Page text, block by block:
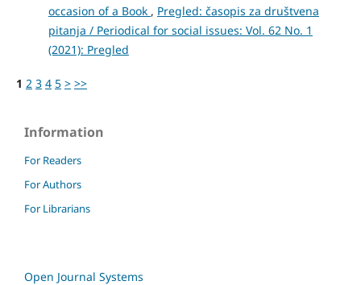
occasion of a Book , Pregled: časopis za društvena
pitanja / Periodical for social issues: Vol. 62 No. 1
(2021): Pregled
1 2 3 4 5 > >>
Information
For Readers
For Authors
For Librarians
Open Journal Systems